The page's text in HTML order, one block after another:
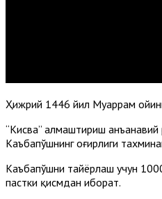
Ҳижрий 1446 йил Муҳаррам
“Кисва” алмаштириш анъанавий
Каъбапўшнинг оғирлиги
Каъбапўшни тайёрлаш учун
пастки қисмдан иборат.